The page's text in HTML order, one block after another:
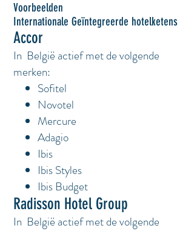
Voorbeelden
Internationale Geïntegreerde hotelketens
Accor
In België actief met de volgende
merken:
Sofitel
Novotel
Mercure
Adagio
Ibis
Ibis Styles
Ibis Budget
Radisson Hotel Group
In België actief met de volgende